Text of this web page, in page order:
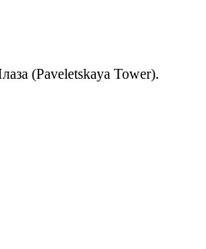
(Paveletskaya Tower).